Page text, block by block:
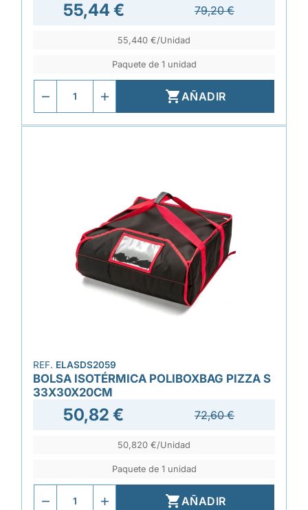
55,44 € 79,20 €
55,440 €/Unidad
Paquete de 1 unidad
AÑADIR
REF. ELASDS2059
BOLSA ISOTÉRMICA POLIBOXBAG PIZZA S
33X30X20CM
50,82 € 72,60 €
50,820 €/Unidad
Paquete de 1 unidad
AÑADIR